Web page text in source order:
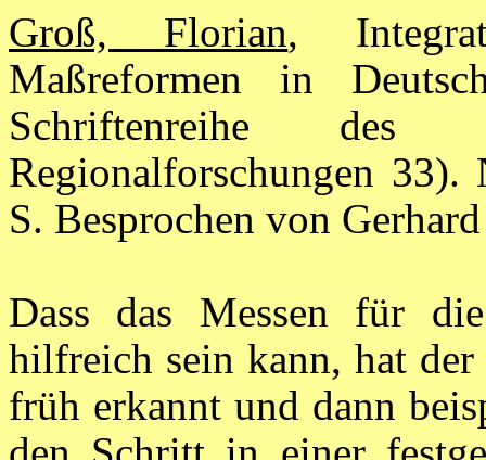
Groß, Florian,
Maßreformen in
Schriftenreihe des
Regionalforschungen 33).
S. Besprochen von
Dass das Messen für
hilfreich sein kann, hat
früh erkannt und dann